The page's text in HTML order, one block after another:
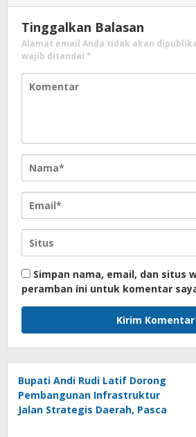
Tinggalkan Balasan
Alamat email Anda tidak akan
wajib ditandai *
Simpan nama, email, dan situs
peramban ini untuk komentar
Bupati Andi Rudi Latif Dorong
Pembangunan Infrastruktur
Jalan Strategis Daerah, Pasca